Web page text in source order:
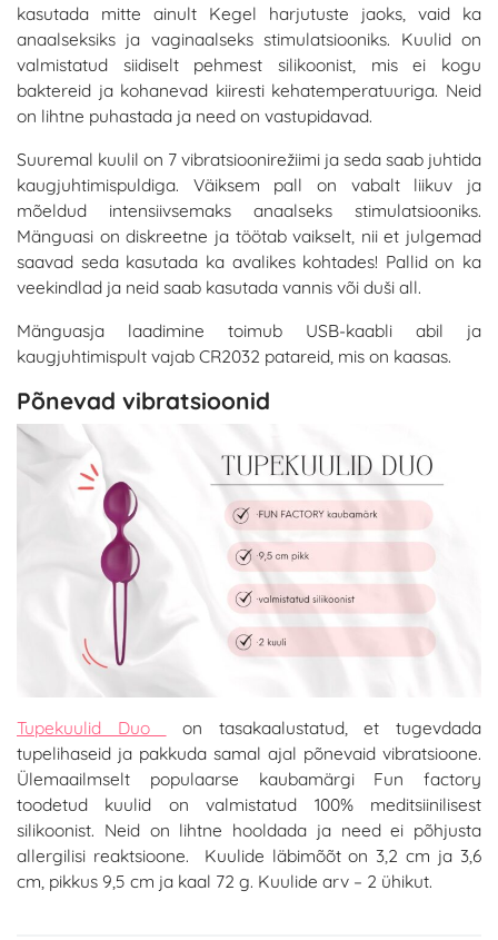
kasutada mitte ainult Kegel harjutuste jaoks, vaid ka
anaalseksiks ja vaginaalseks stimulatsiooniks. Kuulid on
valmistatud siidiselt pehmest silikoonist, mis ei kogu
baktereid ja kohanevad kiiresti kehatemperatuuriga. Neid
on lihtne puhastada ja need on vastupidavad.
Suuremal kuulil on 7 vibratsioonirežiimi ja seda saab juhtida
kaugjuhtimispuldiga. Väiksem pall on vabalt liikuv ja
mõeldud intensiivsemaks anaalseks stimulatsiooniks.
Mänguasi on diskreetne ja töötab vaikselt, nii et julgemad
saavad seda kasutada ka avalikes kohtades! Pallid on ka
veekindlad ja neid saab kasutada vannis või duši all.
Mänguasja laadimine toimub USB-kaabli abil ja
kaugjuhtimispult vajab CR2032 patareid, mis on kaasas.
Põnevad vibratsioonid
Tupekuulid Duo
on tasakaalustatud, et tugevdada
tupelihaseid ja pakkuda samal ajal põnevaid vibratsioone.
Ülemaailmselt populaarse kaubamärgi Fun factory
toodetud kuulid on valmistatud 100% meditsiinilisest
silikoonist. Neid on lihtne hooldada ja need ei põhjusta
allergilisi reaktsioone. Kuulide läbimõõt on 3,2 cm ja 3,6
cm, pikkus 9,5 cm ja kaal 72 g. Kuulide arv – 2 ühikut.